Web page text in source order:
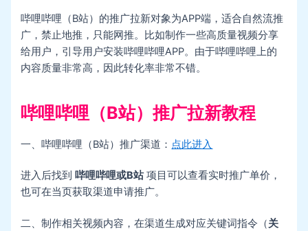
哔哩哔哩（B站）的推广拉新对象为APP端，适合自然流推
广，禁止地推，只能网推。比如制作一些高质量视频分享
给用户，引导用户安装哔哩哔哩APP。由于哔哩哔哩上的
内容质量非常高，因此转化率非常不错。
哔哩哔哩（B站）推广拉新教程
一、哔哩哔哩（B站）推广渠道： 点此进入
进入后找到哔哩哔哩或B站项目可以查看实时推广单价，
也可在当页获取渠道申请推广。
二、制作相关视频内容，在渠道生成对应关键词指令（关